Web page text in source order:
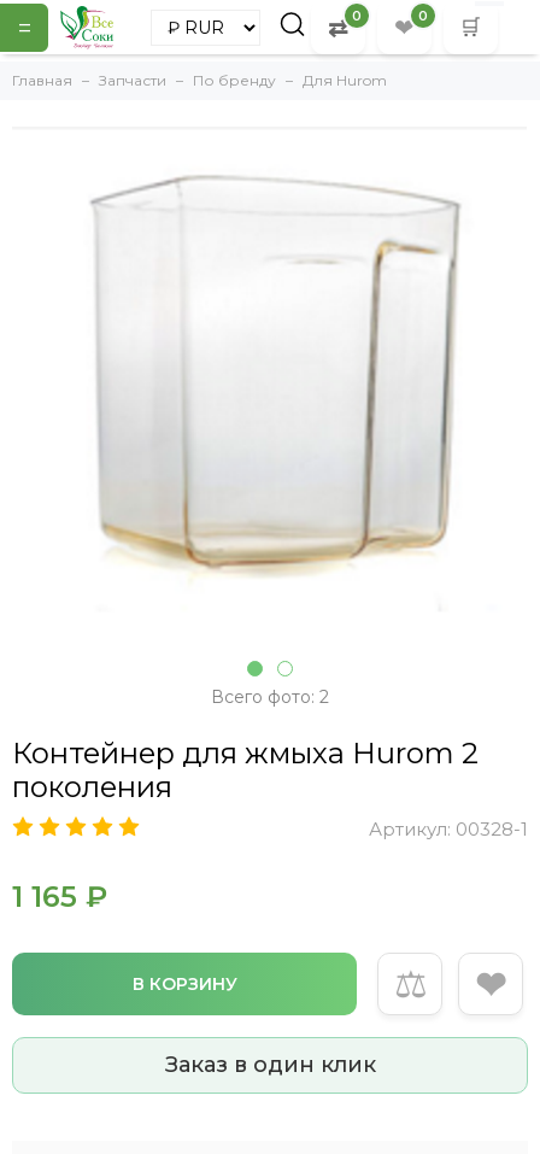
= ⇄ 0 ❤ 0 🛒
Главная Запчасти По бренду Для Hurom
Всего фото: 2
Контейнер для жмыха Hurom 2
поколения
Артикул: 00328-1
1 165 ₽
В КОРЗИНУ ⚖ ❤
Заказ в один клик